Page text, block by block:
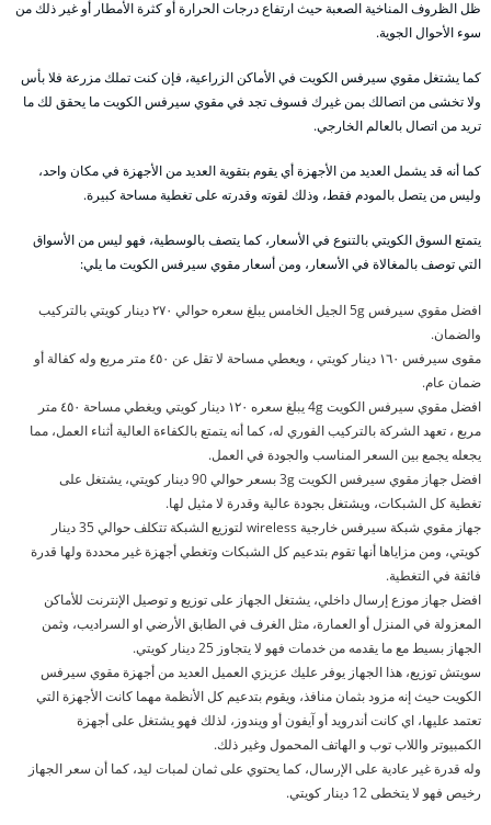
ظل الظروف المناخية الصعبة حيث ارتفاع درجات الحرارة أو كثرة الأمطار أو غير ذلك من
سوء الأحوال الجوية.
كما يشتغل مقوي سيرفس الكويت في الأماكن الزراعية، فإن كنت تملك مزرعة فلا بأس
ولا تخشى من اتصالك بمن غيرك فسوف تجد في مقوي سيرفس الكويت ما يحقق لك ما
تريد من اتصال بالعالم الخارجي.
كما أنه قد يشمل العديد من الأجهزة أي يقوم بتقوية العديد من الأجهزة في مكان واحد،
وليس من يتصل بالمودم فقط، وذلك لقوته وقدرته على تغطية مساحة كبيرة.
يتمتع السوق الكويتي بالتنوع في الأسعار، كما يتصف بالوسطية، فهو ليس من الأسواق
التي توصف بالمغالاة في الأسعار، ومن أسعار مقوي سيرفس الكويت ما يلي:
افضل مقوي سيرفس 5g الجيل الخامس يبلغ سعره حوالي ٢٧٠ دينار كويتي بالتركيب
والضمان.
مقوى سيرفس ١٦٠ دينار كويتي ، ويعطي مساحة لا تقل عن ٤٥٠ متر مربع وله كفالة أو
ضمان عام.
افضل مقوي سيرفس الكويت 4g يبلغ سعره ١٢٠ دينار كويتي ويغطي مساحة ٤٥٠ متر
مربع ، تعهد الشركة بالتركيب الفوري له، كما أنه يتمتع بالكفاءة العالية أثناء العمل، مما
يجعله يجمع بين السعر المناسب والجودة في العمل.
افضل جهاز مقوي سيرفس الكويت 3g بسعر حوالي 90 دينار كويتي، يشتغل على
تغطية كل الشبكات، ويشتغل بجودة عالية وقدرة لا مثيل لها.
جهاز مقوي شبكة سيرفس خارجية wireless لتوزيع الشبكة تتكلف حوالي 35 دينار
كويتي، ومن مزاياها أنها تقوم بتدعيم كل الشبكات وتغطي أجهزة غير محددة ولها قدرة
فائقة في التغطية.
افضل جهاز موزع إرسال داخلي، يشتغل الجهاز على توزيع و توصيل الإنترنت للأماكن
المعزولة في المنزل أو العمارة، مثل الغرف في الطابق الأرضي او السراديب، وثمن
الجهاز بسيط مع ما يقدمه من خدمات فهو لا يتجاوز 25 دينار كويتي.
سويتش توزيع، هذا الجهاز يوفر عليك عزيزي العميل العديد من أجهزة مقوي سيرفس
الكويت حيث إنه مزود بثمان منافذ، ويقوم بتدعيم كل الأنظمة مهما كانت الأجهزة التي
تعتمد عليها، اي كانت أندرويد أو آيفون أو ويندوز، لذلك فهو يشتغل على أجهزة
الكمبيوتر واللاب توب و الهاتف المحمول وغير ذلك.
وله قدرة غير عادية على الإرسال، كما يحتوي على ثمان لمبات ليد، كما أن سعر الجهاز
رخيص فهو لا يتخطى 12 دينار كويتي.